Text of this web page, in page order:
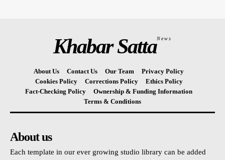
Khabar SattaNews
About Us Contact Us Our Team
Privacy Policy
Cookies Policy
Corrections Policy
Ethics Policy
Fact-Checking Policy
Ownership & Funding Information
Terms & Conditions
About us
Each template in our ever growing studio library can be added